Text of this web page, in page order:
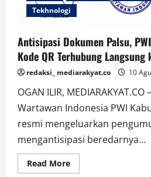
Tekhnologi
Antisipasi Dokumen Palsu,
Kode QR Terhubung Langsung
redaksi_ mediarakyat.co 10
OGAN ILIR,
Wartawan Indonesia PWI
resmi mengeluarkan
mengantisipasi beredarnya...
Read MoreRead
more